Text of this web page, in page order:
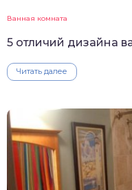
Ванная комната
5 отличий дизайна
Читать далее